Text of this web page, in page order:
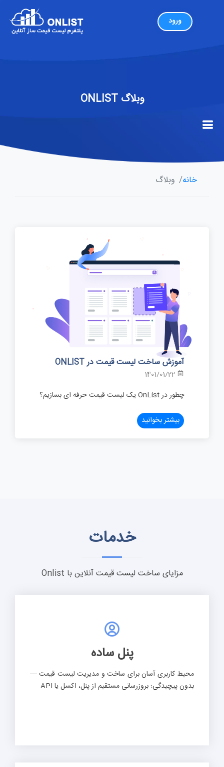
وبلاگ ONLIST
خانه وبلاگ
آموزش ساخت لیست قیمت در ONLIST
1401/01/22
چطور در OnList یک لیست قیمت حرفه ای بسازیم؟
بیشتر بخوانید
خدمات
مزایای ساخت لیست قیمت آنلاین با Onlist
پنل ساده
محیط کاربری آسان برای ساخت و مدیریت لیست قیمت —
بدون پیچیدگی؛ بروزرسانی مستقیم از پنل، اکسل یا API